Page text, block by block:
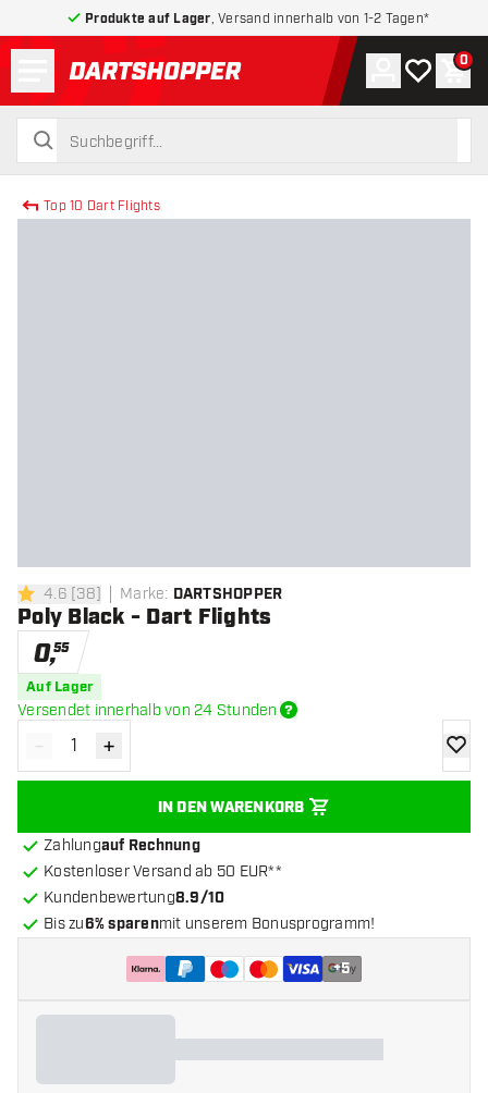
Produkte auf Lager , Versand innerhalb von 1-2 Tagen*
zurück zur Startseite
suchen
suchen
Konto
Meine 0
Top 10 Dart Flights
4.6 Bewertungssterne
4.6 [38] Marke: DARTSHOPPER
Poly Black - Dart Flights
0,55
Auf Lager
Versendet innerhalb von 24 Stunden
Menge verringern
- Menge erhöhen
+
IN DEN WARENKORB
Zur
Zahlungauf Rechnung
Kostenloser Versand ab 50 EUR**
Kundenbewertung8.9/10
Bis zu6% sparenmit unserem Bonusprogramm!
+5